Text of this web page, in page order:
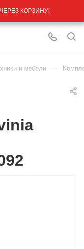
КОРЗИНУ!
и мебели —